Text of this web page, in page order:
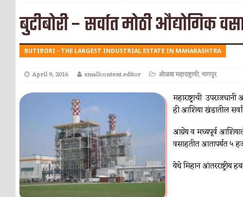
अहमदपूर – लातूर जिल्ह्यातील महत्त्वाचे शहर
सोलापूर जिल्ह्यातील अकलूज
गडचिरोली जिल्ह्यातील आदिवासींचे ‘ढोल’ नृत्य ओळख
बुटीबोरी – सर्वात मोठी औद्योगिक
BUTIBORI - THE LARGEST INDUSTRIAL ESTATE IN MAHARASHTRA
April 9, 2016 smallcontent.editor ओळख महाराष्ट्राची,नागपूर
महाराष्ट्राची
ही आशिया खंडातील
आग्रेय व मध्यपूर्व
वसाहतीत आतापर्यत ५
येथे मिहान आंतरराष्ट्रीय